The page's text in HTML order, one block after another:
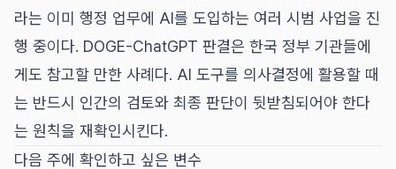
라는 이미 행정 업무에 AI를 도입하는 여러 시범 사업을 진
행 중이다. DOGE-ChatGPT 판결은 한국 정부 기관들에
게도 참고할 만한 사례다. AI 도구를 의사결정에 활용할 때
는 반드시 인간의 검토와 최종 판단이 뒷받침되어야 한다
는 원칙을 재확인시킨다.
다음 주에 확인하고 싶은 변수